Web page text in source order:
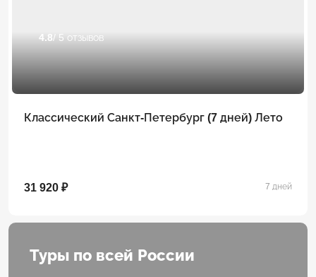
4.8/ 5 отзывов
Классический Санкт-Петербург (7 дней) Лето
31 920 ₽ 7 дней
Туры по всей России